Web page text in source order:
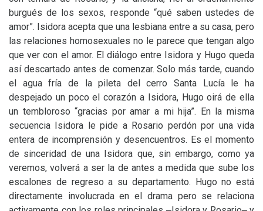
burgués de los sexos, responde “qué saben ustedes de
amor”. Isidora acepta que una lesbiana entre a su casa, pero
las relaciones homosexuales no le parece que tengan algo
que ver con el amor. El diálogo entre Isidora y Hugo queda
así descartado antes de comenzar. Solo más tarde, cuando
el agua fría de la pileta del cerro Santa Lucía le ha
despejado un poco el corazón a Isidora, Hugo oirá de ella
un tembloroso “gracias por amar a mi hija”. En la misma
secuencia Isidora le pide a Rosario perdón por una vida
entera de incomprensión y desencuentros. Es el momento
de sinceridad de una Isidora que, sin embargo, como ya
veremos, volverá a ser la de antes a medida que sube los
escalones de regreso a su departamento. Hugo no está
directamente involucrada en el drama pero se relaciona